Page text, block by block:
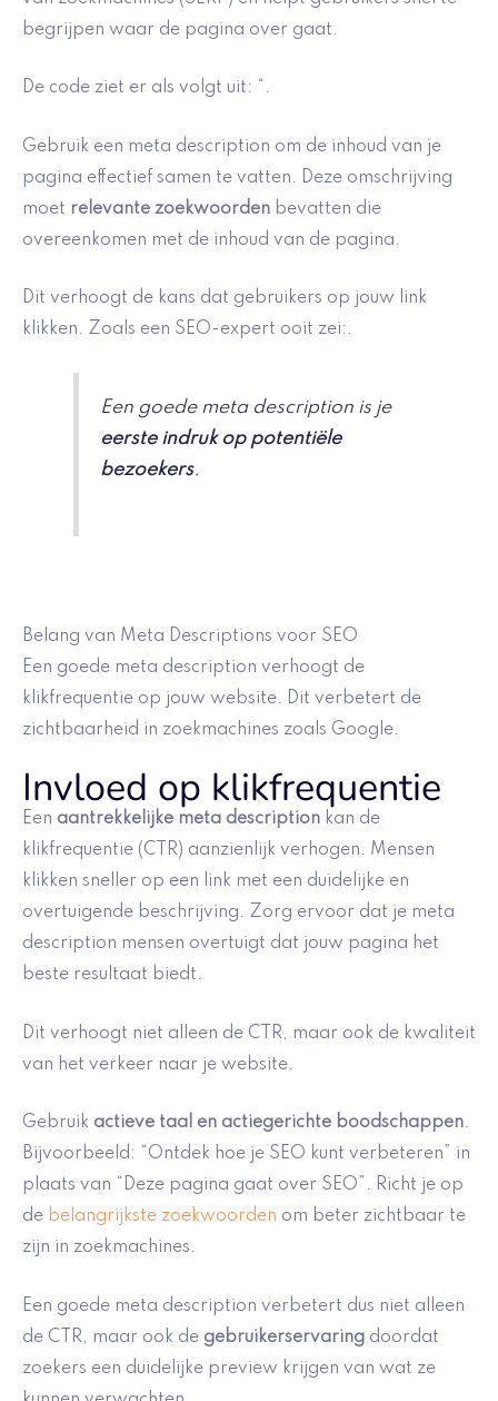
begrijpen waar de pagina over gaat.
De code ziet er als volgt uit: “.
Gebruik een meta description om de inhoud van je
pagina effectief samen te vatten. Deze omschrijving
moet relevante zoekwoorden bevatten die
overeenkomen met de inhoud van de pagina.
Dit verhoogt de kans dat gebruikers op jouw link
klikken. Zoals een SEO-expert ooit zei:.
Een goede meta description is je
eerste indruk op potentiële
bezoekers.
Belang van Meta Descriptions voor SEO
Een goede meta description verhoogt de
klikfrequentie op jouw website. Dit verbetert de
zichtbaarheid in zoekmachines zoals Google.
Invloed op klikfrequentie
Een aantrekkelijke meta description kan de
klikfrequentie (CTR) aanzienlijk verhogen. Mensen
klikken sneller op een link met een duidelijke en
overtuigende beschrijving. Zorg ervoor dat je meta
description mensen overtuigt dat jouw pagina het
beste resultaat biedt.
Dit verhoogt niet alleen de CTR, maar ook de kwaliteit
van het verkeer naar je website.
Gebruik actieve taal en actiegerichte boodschappen.
Bijvoorbeeld: “Ontdek hoe je SEO kunt verbeteren” in
plaats van “Deze pagina gaat over SEO”. Richt je op
de belangrijkste zoekwoorden om beter zichtbaar te
zijn in zoekmachines.
Een goede meta description verbetert dus niet alleen
de CTR, maar ook de gebruikerservaring doordat
zoekers een duidelijke preview krijgen van wat ze